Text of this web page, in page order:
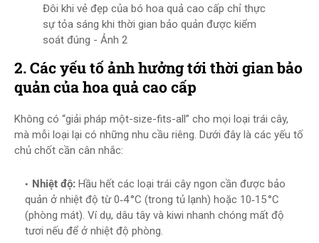
Đôi khi vẻ đẹp của bó hoa quả cao cấp chỉ thực
sự tỏa sáng khi thời gian bảo quản được kiểm
soát đúng - Ảnh 2
2. Các yếu tố ảnh hưởng tới thời gian bảo
quản của hoa quả cao cấp
Không có “giải pháp một-size-fits-all” cho mọi loại trái cây,
mà mỗi loại lại có những nhu cầu riêng. Dưới đây là các yếu tố
chủ chốt cần cân nhắc:
Nhiệt độ: Hầu hết các loại trái cây ngon cần được bảo
quản ở nhiệt độ từ 0‑4 °C (trong tủ lạnh) hoặc 10‑15 °C
(phòng mát). Ví dụ, dâu tây và kiwi nhanh chóng mất độ
tươi nếu để ở nhiệt độ phòng.